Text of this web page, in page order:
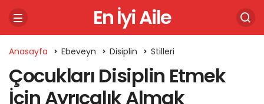
En İyi Aile
Anasayfa Ebeveyn Disiplin Stilleri
Çocukları Disiplin Etmek
İçin Ayrıcalık Almak